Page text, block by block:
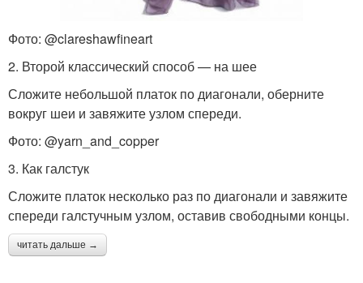
Фото: @clareshawfineart
2. Второй классический способ — на шее
Сложите небольшой платок по диагонали, оберните
вокруг шеи и завяжите узлом спереди.
Фото: @yarn_and_copper
3. Как галстук
Сложите платок несколько раз по диагонали и завяжите
спереди галстучным узлом, оставив свободными концы.
читать дальше →